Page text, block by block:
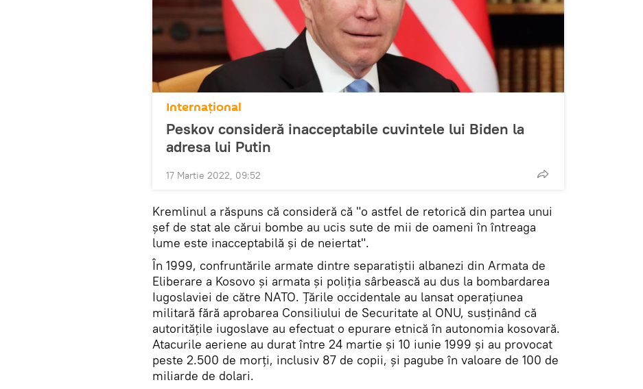
Internaţional
Peskov consideră inacceptabile cuvintele lui Biden la
adresa lui Putin
17 Martie 2022, 09:52
Kremlinul a răspuns că consideră că "o astfel de retorică din partea unui
șef de stat ale cărui bombe au ucis sute de mii de oameni în întreaga
lume este inacceptabilă și de neiertat".
În 1999, confruntările armate dintre separatiștii albanezi din Armata de
Eliberare a Kosovo și armata și poliția sârbească au dus la bombardarea
Iugoslaviei de către NATO. Țările occidentale au lansat operațiunea
militară fără aprobarea Consiliului de Securitate al ONU, susținând că
autoritățile iugoslave au efectuat o epurare etnică în autonomia kosovară.
Atacurile aeriene au durat între 24 martie și 10 iunie 1999 și au provocat
peste 2.500 de morți, inclusiv 87 de copii, și pagube în valoare de 100 de
miliarde de dolari.